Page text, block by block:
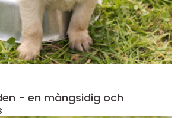
- en mångsidig och